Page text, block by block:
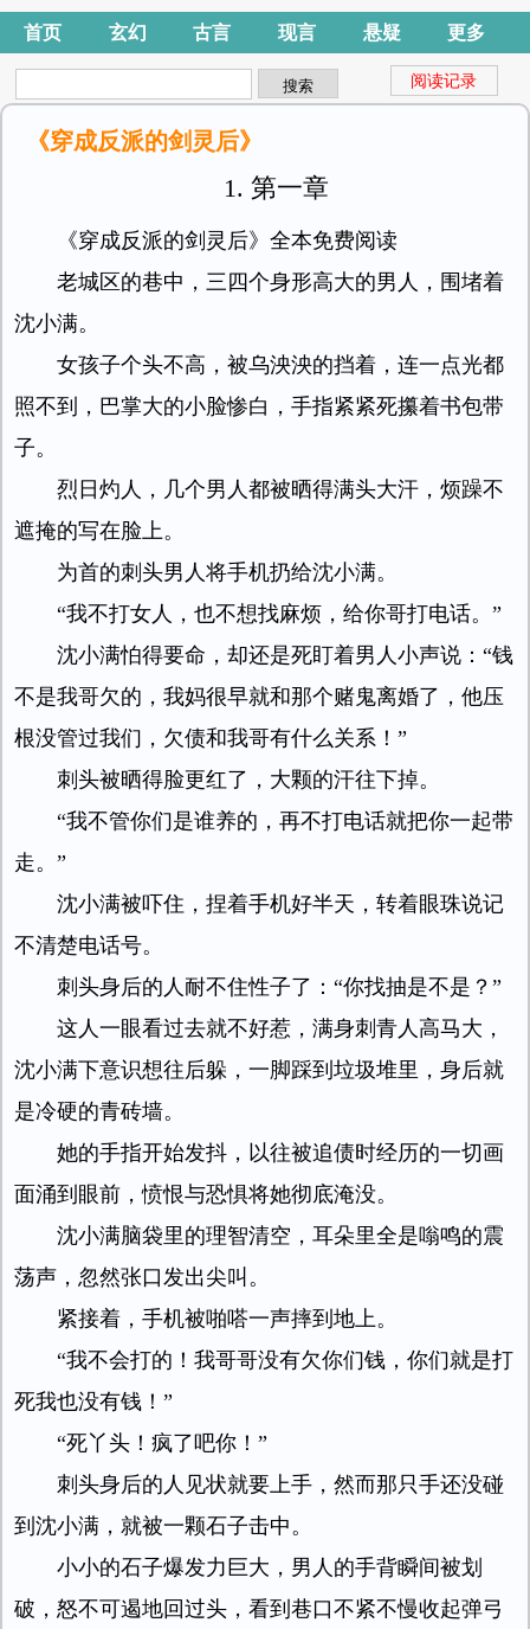
首页 玄幻 古言 现言 悬疑 更多
阅读记录
《穿成反派的剑灵后》
1. 第一章
《穿成反派的剑灵后》全本免费阅读
老城区的巷中，三四个身形高大的男人，围堵着
沈小满。
女孩子个头不高，被乌泱泱的挡着，连一点光都
照不到，巴掌大的小脸惨白，手指紧紧死攥着书包带
子。
烈日灼人，几个男人都被晒得满头大汗，烦躁不
遮掩的写在脸上。
为首的刺头男人将手机扔给沈小满。
“我不打女人，也不想找麻烦，给你哥打电话。”
沈小满怕得要命，却还是死盯着男人小声说：“钱
不是我哥欠的，我妈很早就和那个赌鬼离婚了，他压
根没管过我们，欠债和我哥有什么关系！”
刺头被晒得脸更红了，大颗的汗往下掉。
“我不管你们是谁养的，再不打电话就把你一起带
走。”
沈小满被吓住，捏着手机好半天，转着眼珠说记
不清楚电话号。
刺头身后的人耐不住性子了：“你找抽是不是？”
这人一眼看过去就不好惹，满身刺青人高马大，
沈小满下意识想往后躲，一脚踩到垃圾堆里，身后就
是冷硬的青砖墙。
她的手指开始发抖，以往被追债时经历的一切画
面涌到眼前，愤恨与恐惧将她彻底淹没。
沈小满脑袋里的理智清空，耳朵里全是嗡鸣的震
荡声，忽然张口发出尖叫。
紧接着，手机被啪嗒一声摔到地上。
“我不会打的！我哥哥没有欠你们钱，你们就是打
死我也没有钱！”
“死丫头！疯了吧你！”
刺头身后的人见状就要上手，然而那只手还没碰
到沈小满，就被一颗石子击中。
小小的石子爆发力巨大，男人的手背瞬间被划
破，怒不可遏地回过头，看到巷口不紧不慢收起弹弓